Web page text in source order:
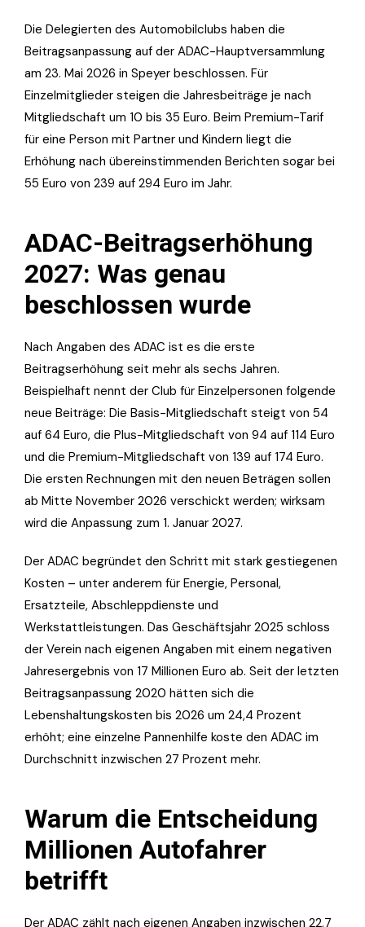
Die Delegierten des Automobilclubs haben die
Beitragsanpassung auf der ADAC-Hauptversammlung
am 23. Mai 2026 in Speyer beschlossen. Für
Einzelmitglieder steigen die Jahresbeiträge je nach
Mitgliedschaft um 10 bis 35 Euro. Beim Premium-Tarif
für eine Person mit Partner und Kindern liegt die
Erhöhung nach übereinstimmenden Berichten sogar bei
55 Euro von 239 auf 294 Euro im Jahr.
ADAC-Beitragserhöhung
2027: Was genau
beschlossen wurde
Nach Angaben des ADAC ist es die erste
Beitragserhöhung seit mehr als sechs Jahren.
Beispielhaft nennt der Club für Einzelpersonen folgende
neue Beiträge: Die Basis-Mitgliedschaft steigt von 54
auf 64 Euro, die Plus-Mitgliedschaft von 94 auf 114 Euro
und die Premium-Mitgliedschaft von 139 auf 174 Euro.
Die ersten Rechnungen mit den neuen Beträgen sollen
ab Mitte November 2026 verschickt werden; wirksam
wird die Anpassung zum 1. Januar 2027.
Der ADAC begründet den Schritt mit stark gestiegenen
Kosten – unter anderem für Energie, Personal,
Ersatzteile, Abschleppdienste und
Werkstattleistungen. Das Geschäftsjahr 2025 schloss
der Verein nach eigenen Angaben mit einem negativen
Jahresergebnis von 17 Millionen Euro ab. Seit der letzten
Beitragsanpassung 2020 hätten sich die
Lebenshaltungskosten bis 2026 um 24,4 Prozent
erhöht; eine einzelne Pannenhilfe koste den ADAC im
Durchschnitt inzwischen 27 Prozent mehr.
Warum die Entscheidung
Millionen Autofahrer
betrifft
Der ADAC zählt nach eigenen Angaben inzwischen 22,7